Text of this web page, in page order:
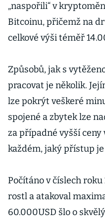
„naspořili“ v
Bitcoinu, přičemž na
celkové výši téměř
Způsobů, jak s
pracovat je několik.
lze pokrýt veškeré
spojené a zbytek lze
za případné vyšší ceny
každém, jaký přístup
Počítáno v číslech
rostl a atakoval
60.000USD šlo o